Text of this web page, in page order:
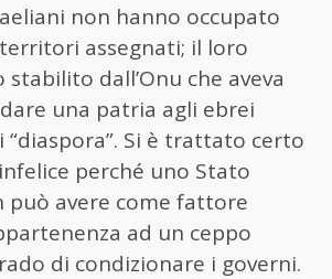
non hanno occupato
assegnati; il loro
dall’Onu che aveva
una patria agli ebrei
“diaspora”. Si è trattato certo
perché uno Stato
può avere come fattore
ad un ceppo
di condizionare i governi.